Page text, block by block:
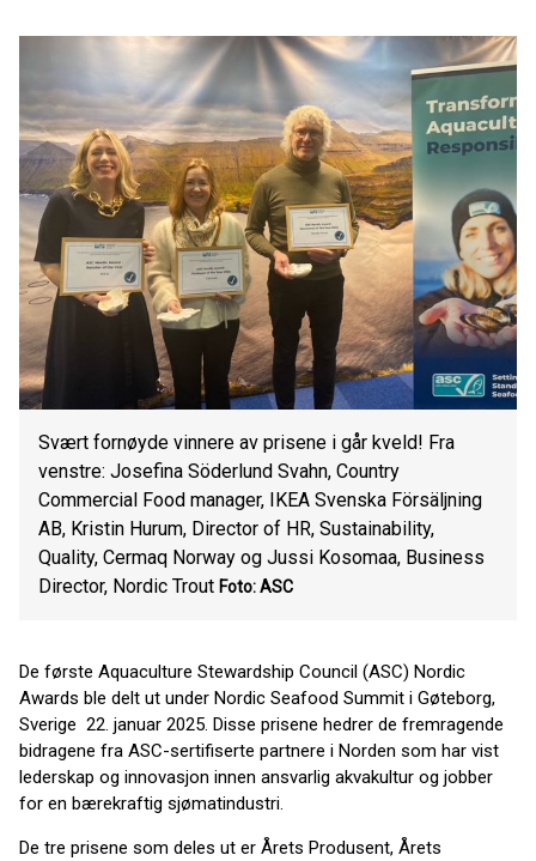
Svært fornøyde vinnere av prisene i går kveld! Fra
venstre: Josefina Söderlund Svahn, Country
Commercial Food manager, IKEA Svenska Försäljning
AB, Kristin Hurum, Director of HR, Sustainability,
Quality, Cermaq Norway og Jussi Kosomaa, Business
Director, Nordic Trout Foto: ASC
De første Aquaculture Stewardship Council (ASC) Nordic
Awards ble delt ut under Nordic Seafood Summit i Gøteborg,
Sverige 22. januar 2025. Disse prisene hedrer de fremragende
bidragene fra ASC-sertifiserte partnere i Norden som har vist
lederskap og innovasjon innen ansvarlig akvakultur og jobber
for en bærekraftig sjømatindustri.
De tre prisene som deles ut er Årets Produsent, Årets